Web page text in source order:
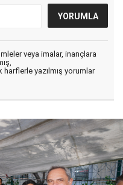
veya imalar, inançlara
yazılmış yorumlar